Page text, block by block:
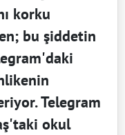
korku
bu şiddetin
Telegram
okul